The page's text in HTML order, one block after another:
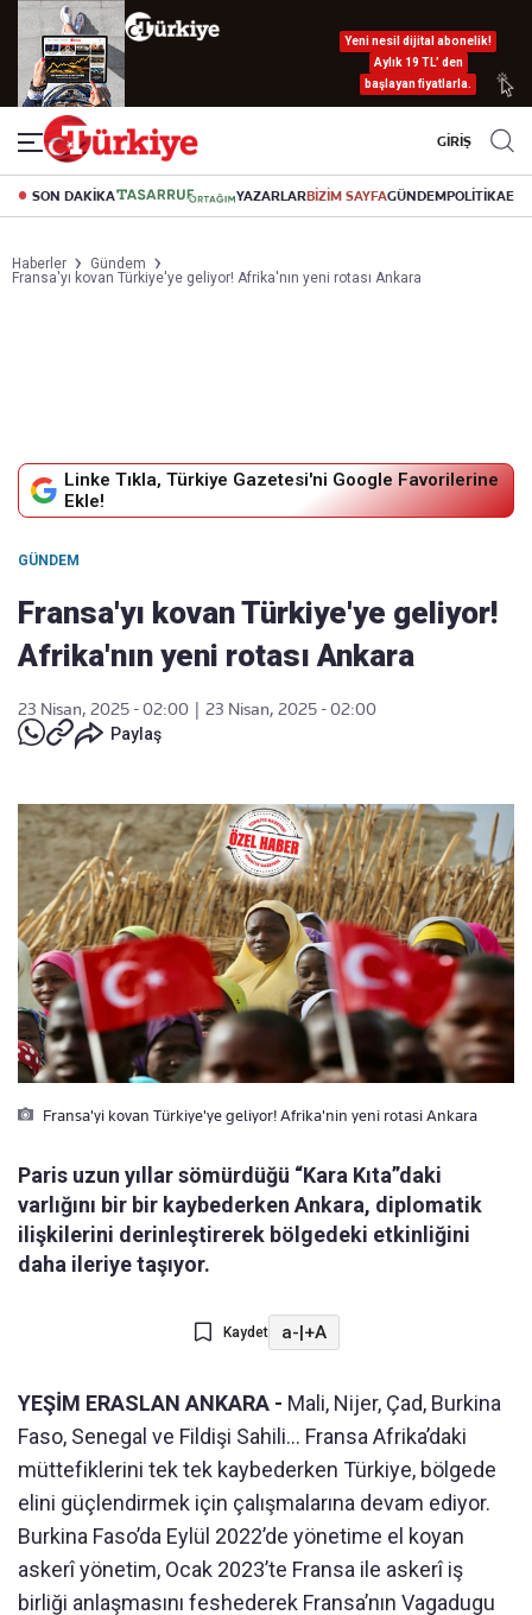
Yeni nesil dijital abonelik!
Aylık 19 TL’ den
başlayan fiyatlarla.
GİRİŞ
SON DAKİKA YAZARLARBİZİM SAYFAGÜNDEMPOLİTİKA
Haberler
Gündem
Fransa'yı kovan Türkiye'ye geliyor! Afrika'nın yeni rotası Ankara
Linke Tıkla, Türkiye Gazetesi'ni Google Favorilerine
Ekle!
GÜNDEM
Fransa'yı kovan Türkiye'ye geliyor!
Afrika'nın yeni rotası Ankara
23 Nisan, 2025 - 02:00
23 Nisan, 2025 - 02:00
Paylaş
Fransa'yi kovan Türkiye'ye geliyor! Afrika'nin yeni rotasi Ankara
Paris uzun yıllar sömürdüğü “Kara Kıta”daki
varlığını bir bir kaybederken Ankara, diplomatik
ilişkilerini derinleştirerek bölgedeki etkinliğini
daha ileriye taşıyor.
Kaydet a-|+A
YEŞİM ERASLAN ANKARA - Mali, Nijer, Çad, Burkina
Faso, Senegal ve Fildişi Sahili… Fransa Afrika’daki
müttefiklerini tek tek kaybederken Türkiye, bölgede
elini güçlendirmek için çalışmalarına devam ediyor.
Burkina Faso’da Eylül 2022’de yönetime el koyan
askerî yönetim, Ocak 2023’te Fransa ile askerî iş
birliği anlaşmasını feshederek Fransa’nın Vagadugu